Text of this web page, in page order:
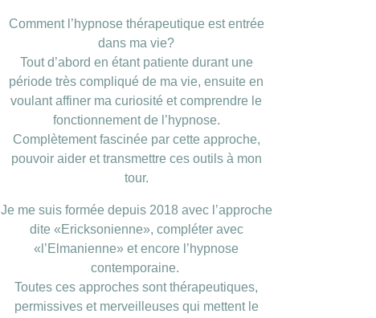
Comment l’hypnose thérapeutique est entrée
dans ma vie?
Tout d’abord en étant patiente durant une
période très compliqué de ma vie, ensuite en
voulant affiner ma curiosité et comprendre le
fonctionnement de l’hypnose.
Complètement fascinée par cette approche,
pouvoir aider et transmettre ces outils à mon
tour.
Je me suis formée depuis 2018 avec l’approche
dite «Ericksonienne», compléter avec
«l’Elmanienne» et encore l’hypnose
contemporaine.
Toutes ces approches sont thérapeutiques,
permissives et merveilleuses qui mettent le